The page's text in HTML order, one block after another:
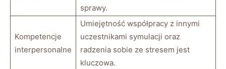
sprawy.
Kompetencje
interpersonalne
Umiejętność współpracy z innymi
uczestnikami symulacji oraz
radzenia sobie ze stresem jest
kluczowa.